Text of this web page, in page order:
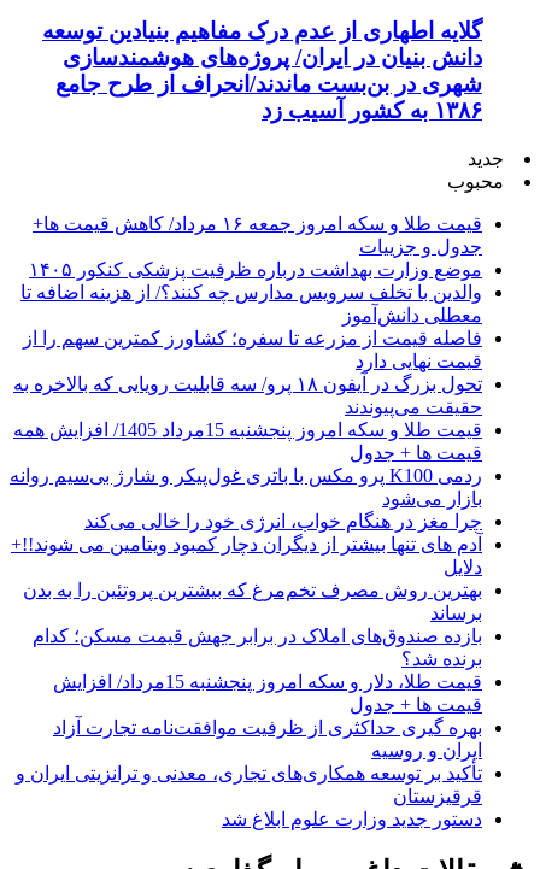
گلایه اطهاری از عدم درک مفاهیم بنیادین توسعه
دانش بنیان در ایران/ پروژه‌های هوشمندسازی
شهری در بن‌بست ماندند/انحراف از طرح جامع
۱۳۸۶ به کشور آسیب زد
جدید
محبوب
قیمت طلا و سکه امروز جمعه ۱۶ مرداد/ کاهش قیمت ها+
جدول و جزییات
موضع وزارت بهداشت درباره ظرفیت پزشکی کنکور ۱۴۰۵
والدین با تخلف سرویس مدارس چه کنند؟/ از هزینه اضافه تا
معطلی دانش‌آموز
فاصله قیمت از مزرعه تا سفره؛ کشاورز کمترین سهم را از
قیمت نهایی دارد
تحول بزرگ در آیفون ۱۸ پرو/ سه قابلیت رویایی که بالاخره به
حقیقت می‌پیوندند
قیمت طلا و سکه امروز پنجشنبه 15مرداد 1405/ افزایش همه
قیمت ها + جدول
ردمی K100 پرو مکس با باتری غول‌پیکر و شارژ بی‌سیم روانه
بازار می‌شود
چرا مغز در هنگام خواب، انرژی خود را خالی می‌کند
آدم های تنها بیشتر از دیگران دچار کمبود ویتامین می شوند!!+
دلایل
بهترین روش مصرف تخم‌مرغ که بیشترین پروتئین را به بدن
برساند
بازده صندوق‌های املاک در برابر جهش قیمت مسکن؛ کدام
برنده شد؟
قیمت طلا، دلار و سکه امروز پنجشنبه 15مرداد/ افزایش
قیمت ها + جدول
بهره گیری حداکثری از ظرفیت موافقت‌نامه تجارت آزاد
ایران و روسیه
تأکید بر توسعه همکاری‌های تجاری، معدنی و ترانزیتی ایران و
قرقیزستان
دستور جدید وزارت علوم ابلاغ شد